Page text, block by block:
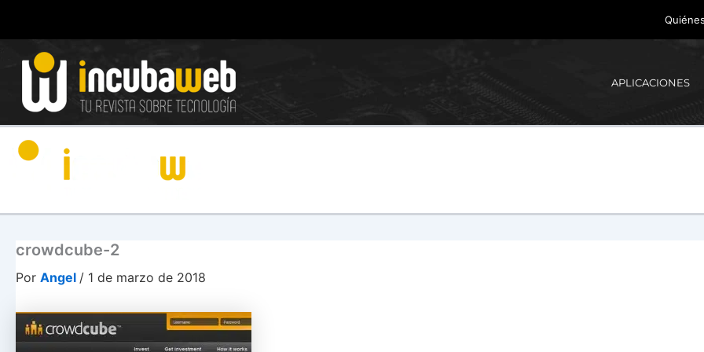
contenido
APLICACIONES
crowdcube-2
Por Angel / 1 de marzo de 2018